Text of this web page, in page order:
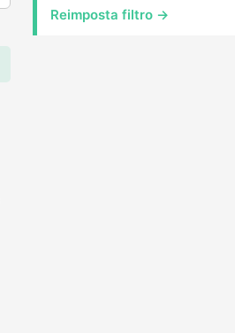
Reimposta filtro →